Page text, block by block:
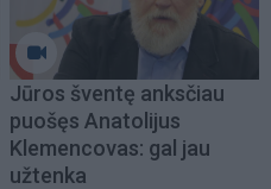
Jūros šventę anksčiau
puošęs Anatolijus
Klemencovas: gal jau
užtenka